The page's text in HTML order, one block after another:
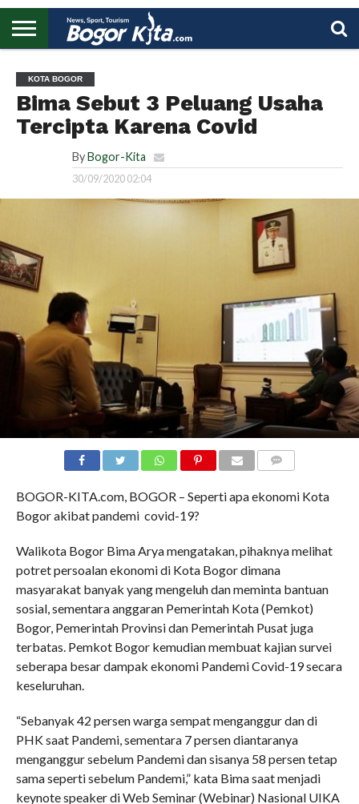
UTAMA
KOTA BOGOR
Bima Sebut 3 Peluang Usaha
Tercipta Karena Covid
By Bogor-Kita
30/09/2020 02:04
BOGOR-KITA.com, BOGOR – Seperti apa ekonomi Kota
Bogor akibat pandemi covid-19?
Walikota Bogor Bima Arya mengatakan, pihaknya melihat
potret persoalan ekonomi di Kota Bogor dimana
masyarakat banyak yang mengeluh dan meminta bantuan
sosial, sementara anggaran Pemerintah Kota (Pemkot)
Bogor, Pemerintah Provinsi dan Pemerintah Pusat juga
terbatas. Pemkot Bogor kemudian membuat kajian survei
seberapa besar dampak ekonomi Pandemi Covid-19 secara
keseluruhan.
“Sebanyak 42 persen warga sempat menganggur dan di
PHK saat Pandemi, sementara 7 persen diantaranya
menganggur sebelum Pandemi dan sisanya 58 persen tetap
sama seperti sebelum Pandemi,” kata Bima saat menjadi
keynote speaker di Web Seminar (Webinar) Nasional UIKA